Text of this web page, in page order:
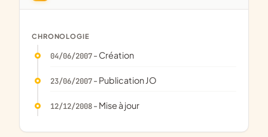
CHRONOLOGIE
04/06/2007- Création
23/06/2007- Publication JO
12/12/2008- Mise à jour